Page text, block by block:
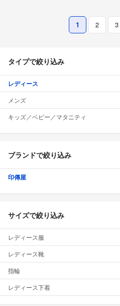
1 2 3
タイプで絞り込み
レディース
メンズ
キッズ／ベビー／マタニティ
ブランドで絞り込み
印傳屋
サイズで絞り込み
レディース服
レディース靴
指輪
レディース下着